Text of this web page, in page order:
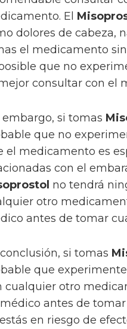
El
dolores de cabeza,
el medicamento
que no
consultar con el
embargo, si tomas
que no
el medicamento es
con el
no tendrá
otro
antes de tomar
si tomas
que
cualquier otro
antes de
en riesgo de